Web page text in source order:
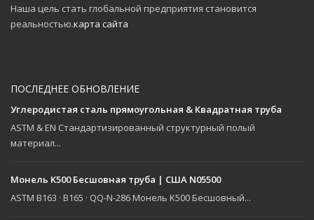
Наша цель стать глобальной предприятия становится
реальностью.карта сайта
ПОСЛЕДНЕЕ ОБНОВЛЕНИЕ
Углеродистая сталь прямоугольная & Квадратная труба
ASTM & EN Стандартизированный структурный полый
материал...
Монель K500 Бесшовная труба | США N05500
ASTM B163 · B165 · QQ-N-286 Монель K500 Бесшовный...